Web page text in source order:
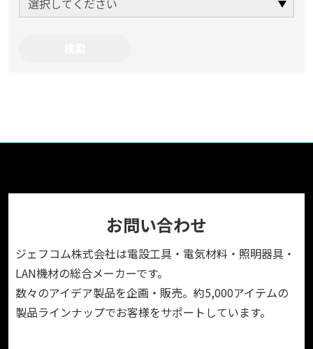
お問い合わせ
ジェフコム株式会社は電設工具・電気材料・照明器具・
LAN機材の総合メーカーです。
数々のアイデア製品を企画・販売。約5,000アイテムの
製品ラインナップでお客様をサポートしています。